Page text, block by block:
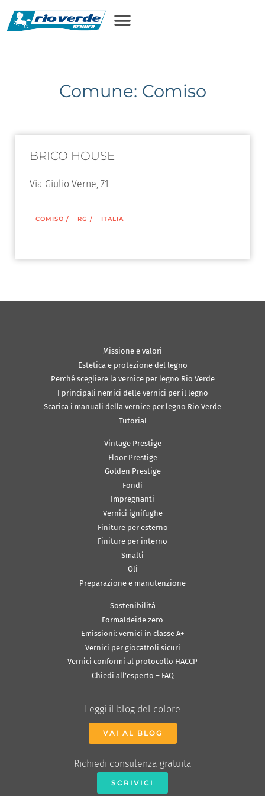
Comune: Comiso
BRICO HOUSE
Via Giulio Verne, 71
COMISO / RG / ITALIA
Missione e valori
Estetica e protezione del legno
Perché scegliere la vernice per legno Rio Verde
I principali nemici delle vernici per il legno
Scarica i manuali della vernice per legno Rio Verde
Tutorial
Vintage Prestige
Floor Prestige
Golden Prestige
Fondi
Impregnanti
Vernici ignifughe
Finiture per esterno
Finiture per interno
Smalti
Oli
Preparazione e manutenzione
Sostenibilità
Formaldeide zero
Emissioni: vernici in classe A+
Vernici per giocattoli sicuri
Vernici conformi al protocollo HACCP
Chiedi all’esperto – FAQ
Leggi il blog del colore
VAI AL BLOG
Richiedi consulenza gratuita
SCRIVICI